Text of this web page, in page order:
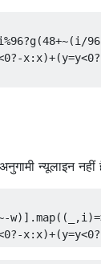
%96?g(48+~(i /96
0?-x: x)+(y=y<0
न्यूलाइन
w)].map(( ,i
0?-x: x)+(y=y<0